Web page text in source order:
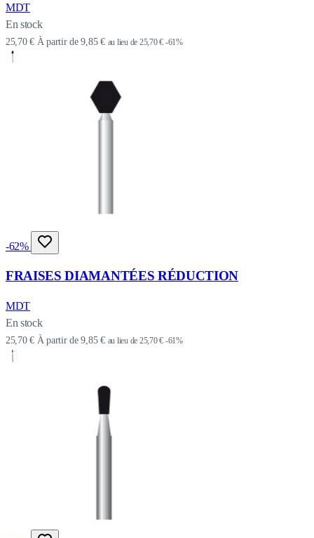
MDT
En stock
25,70 € À partir de 9,85 € au lieu de 25,70 € -61%
-62%
FRAISES DIAMANTÉES RÉDUCTION
MDT
En stock
25,70 € À partir de 9,85 € au lieu de 25,70 € -61%